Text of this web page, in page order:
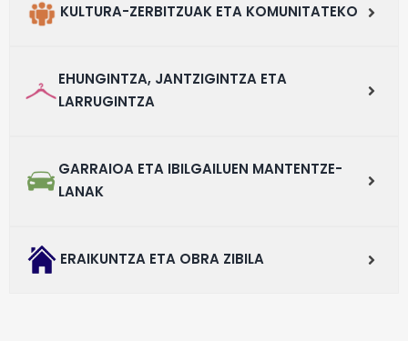
KULTURA-ZERBITZUAK ETA KOMUNITATEKO
EHUNGINTZA, JANTZIGINTZA ETA
LARRUGINTZA
GARRAIOA ETA IBILGAILUEN MANTENTZE-
LANAK
ERAIKUNTZA ETA OBRA ZIBILA